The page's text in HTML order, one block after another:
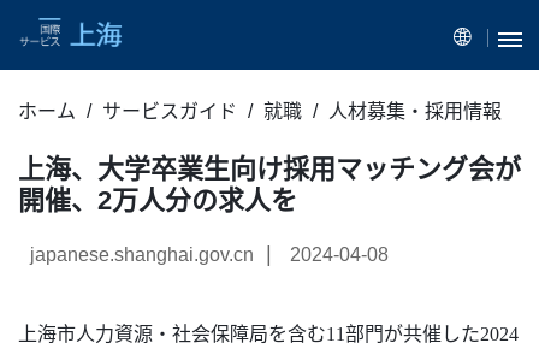
ホーム サービスガイド 就職 人材募集・採用情報
上海、大学卒業生向け採用マッチング会が
開催、2万人分の求人を
japanese.shanghai.gov.cn 2024-04-08
上海市人力資源・社会保障局を含む11部門が共催した2024